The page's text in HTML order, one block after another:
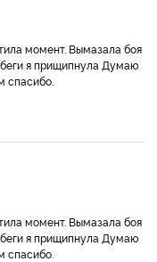
момент. Вымазала боя
я прищипнула Думаю
спасибо.
момент. Вымазала боя
я прищипнула Думаю
спасибо.